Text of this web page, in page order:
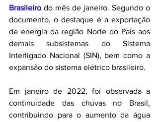
Brasileiro do mês de janeiro. Segundo o
documento, o destaque é a exportação
de energia da região Norte do País aos
demais subsistemas do Sistema
Interligado Nacional (SIN), bem como a
expansão do sistema elétrico brasileiro.
Em janeiro de 2022, foi observada a
continuidade das chuvas no Brasil,
contribuindo para o aumento da água